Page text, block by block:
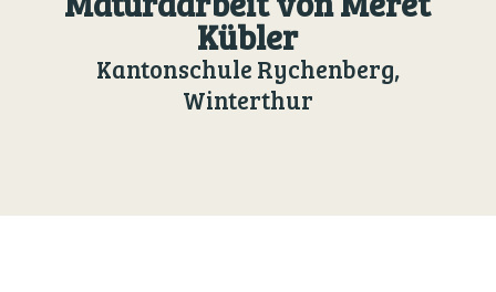
Kübler
Kantonschule Rychenberg,
Winterthur